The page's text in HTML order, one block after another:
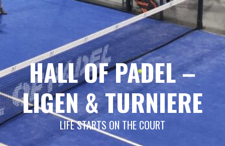
Springe
zum
Inhalt
HALL OF PADEL –
LIGEN & TURNIERE
LIFE STARTS ON THE COURT